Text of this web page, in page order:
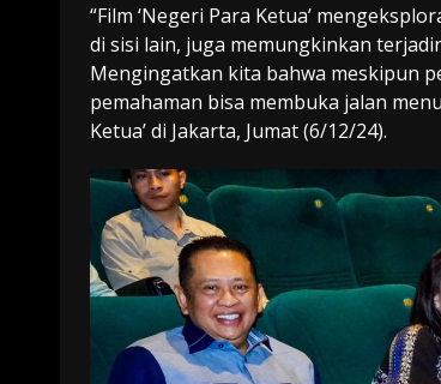
“Film ‘Negeri Para Ketua’
di sisi lain, juga memungkinkan
Mengingatkan kita bahwa meskipun
pemahaman bisa membuka jalan
Ketua’ di Jakarta, Jumat (6/12/24).